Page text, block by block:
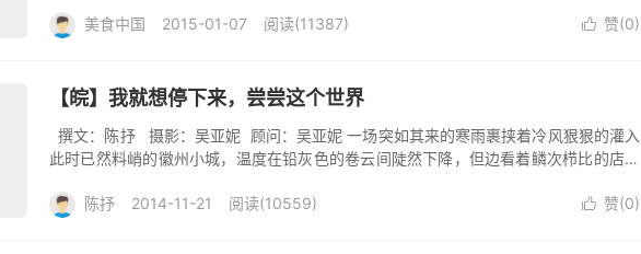
蔬...
 赞(0)
美食中国 2015-01-07 阅读(11387)
【皖】我就想停下来，尝尝这个世界
撰文：陈抒 摄影：吴亚妮 顾问：吴亚妮 一场突如其来的寒雨裹挟着冷风狠狠的灌入
此时已然料峭的徽州小城，温度在铅灰色的卷云间陡然下降，但边看着鳞次栉比的店铺
 赞(0)
陈抒 2014-11-21 阅读(10559)